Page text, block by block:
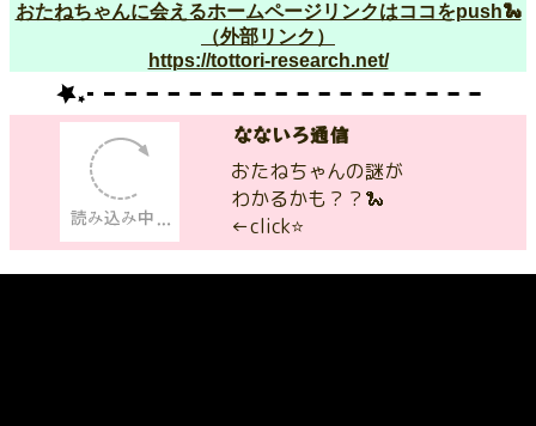
おたねちゃんに会えるホームページリンクはココをpush🐍
（外部リンク）
https://tottori-research.net/
なないろ通信
おたねちゃんの謎が
わかるかも？？🐍
←click⭐️